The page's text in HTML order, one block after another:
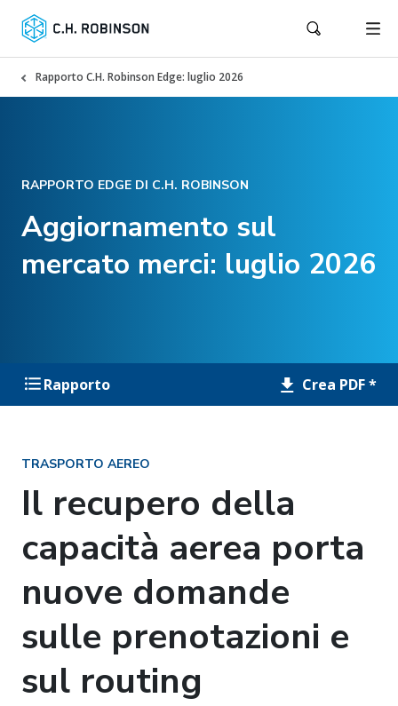
Rapporto C.H. Robinson Edge: luglio 2026
RAPPORTO EDGE DI C.H. ROBINSON
Aggiornamento sul
mercato merci: luglio 2026
Rapporto Crea PDF *
TRASPORTO AEREO
Il recupero della
capacità aerea porta
nuove domande
sulle prenotazioni e
sul routing